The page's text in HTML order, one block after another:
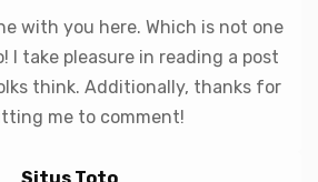
with you here. Which is not one
I take pleasure in reading a post
think. Additionally, thanks for
me to comment!